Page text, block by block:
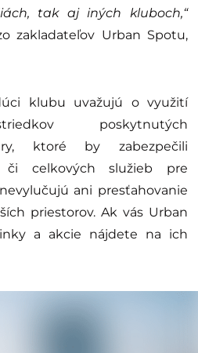
tak aj iných kluboch,“
zakladateľov Urban Spotu,
klubu uvažujú o využití
poskytnutých
ktoré by zabezpečili
či celkových služieb pre
ani presťahovanie
priestorov. Ak vás Urban
a akcie nájdete na ich